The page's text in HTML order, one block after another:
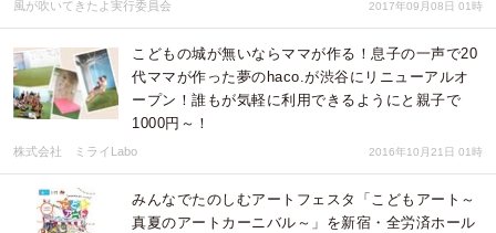
風が吹いてきたよ実行委員会 2017年09月08日 01時
こどもの城が無いならママが作る！息子の一声で20
代ママが作った夢のhaco.が渋谷にリニューアルオ
ープン！誰もが気軽に利用できるようにと親子で
1000円～！
株式会社 ミライLabo 2016年10月21日 01時
みんなでたのしむアートフェスタ「こどもアート～
真夏のアートカーニバル～」を新宿・全労済ホール